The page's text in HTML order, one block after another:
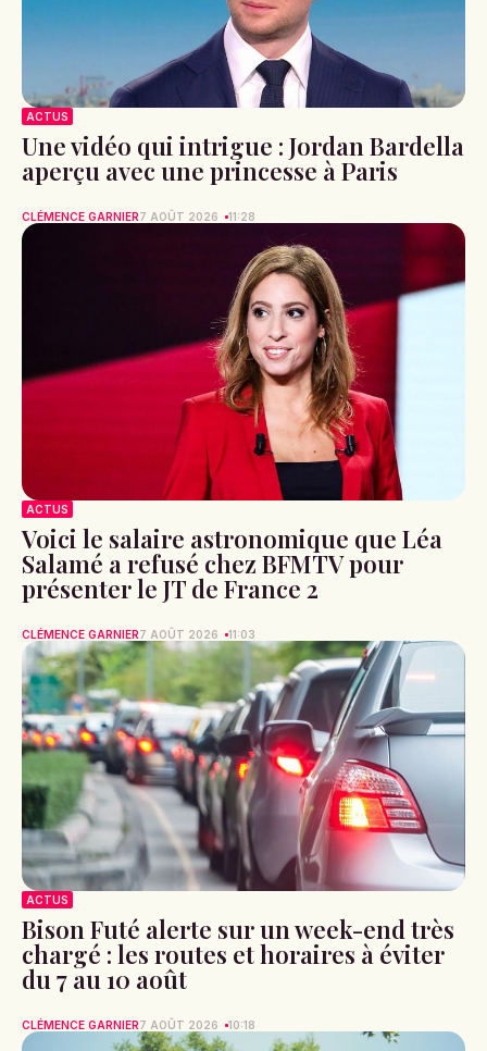
ACTUS
Une vidéo qui intrigue : Jordan Bardella
aperçu avec une princesse à Paris
CLÉMENCE GARNIER7 AOÛT 2026 11:28
ACTUS
Voici le salaire astronomique que Léa
Salamé a refusé chez BFMTV pour
présenter le JT de France 2
CLÉMENCE GARNIER7 AOÛT 2026 11:03
ACTUS
Bison Futé alerte sur un week-end très
chargé : les routes et horaires à éviter
du 7 au 10 août
CLÉMENCE GARNIER7 AOÛT 2026 10:18